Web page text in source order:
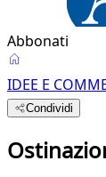
Abbonati
IDEE E
Condividi